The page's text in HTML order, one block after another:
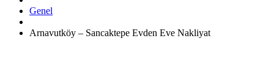
Genel
Arnavutköy – Sancaktepe Evden Eve Nakliyat